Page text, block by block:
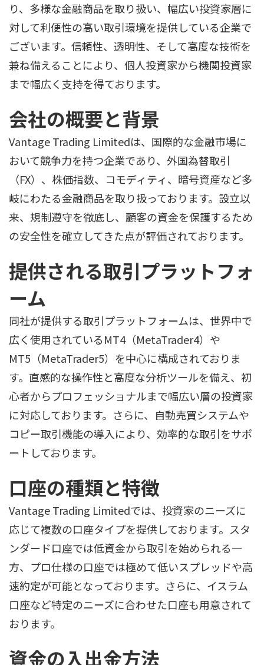
り、多様な金融商品を取り扱い、幅広い投資家層に
対して利便性の高い取引環境を提供している企業で
ございます。信頼性、透明性、そして高度な技術を
兼ね備えることにより、個人投資家から機関投資家
まで幅広く支持を得ております。
会社の概要と背景
Vantage Trading Limitedは、国際的な金融市場に
おいて競争力を持つ企業であり、外国為替取引
（FX）、株価指数、コモディティ、暗号資産など多
岐にわたる金融商品を取り扱っております。設立以
来、規制遵守を徹底し、顧客の資金を保護するため
の安全性を確立してきた点が評価されております。
提供される取引プラットフォ
ーム
同社が提供する取引プラットフォームは、世界中で
広く使用されているMT4（MetaTrader4）や
MT5（MetaTrader5）を中心に構成されておりま
す。直感的な操作性と高度な分析ツールを備え、初
心者からプロフェッショナルまで幅広い層の投資家
に対応しております。さらに、自動売買システムや
コピー取引機能の導入により、効率的な取引をサポ
ートしております。
口座の種類と特徴
Vantage Trading Limitedでは、投資家のニーズに
応じて複数の口座タイプを提供しております。スタ
ンダード口座では低資金から取引を始められる一
方、プロ仕様の口座では極めて低いスプレッドや高
速約定が可能となっております。さらに、イスラム
口座など特定のニーズに合わせた口座も用意されて
おります。
資金の入出金方法